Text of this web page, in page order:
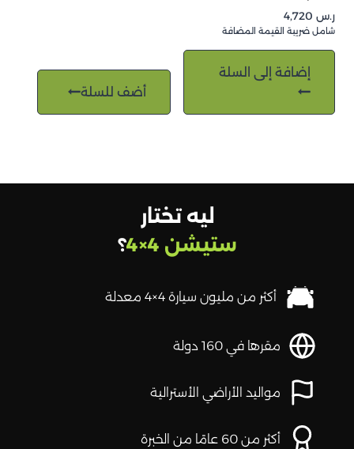
ر.س
شامل ضريبة القيمة المضافة
إضافة إلى السلة
أضف للسلة
ليه تختار
ستيشن 4×4
؟
أكثر من مليون سيارة 4×4 معدلة
مقرها في 160 دولة
مواليد الأراضي الأسترالية
أكثر من 60 عامًا من الخبرة